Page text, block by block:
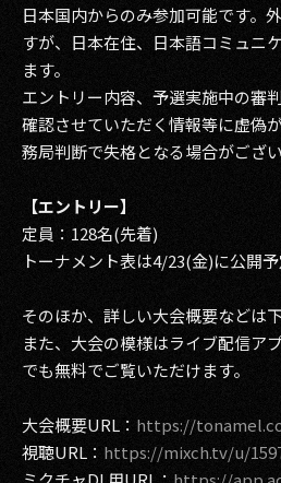
日本国内からのみ参加可能です。
すが、日本在住、日本語コミュニ
ます。
エントリー内容、予選実施中の審
確認させていただく情報等に虚偽
務局判断で失格となる場合がござい
【エントリー】
定員：128名(先着)
トーナメント表は4/23(金)に公開予
そのほか、詳しい大会概要などは
また、大会の模様はライブ配信ア
でも無料でご覧いただけます。
大会概要URL： https://
視聴URL： https://mixch.tv/u/